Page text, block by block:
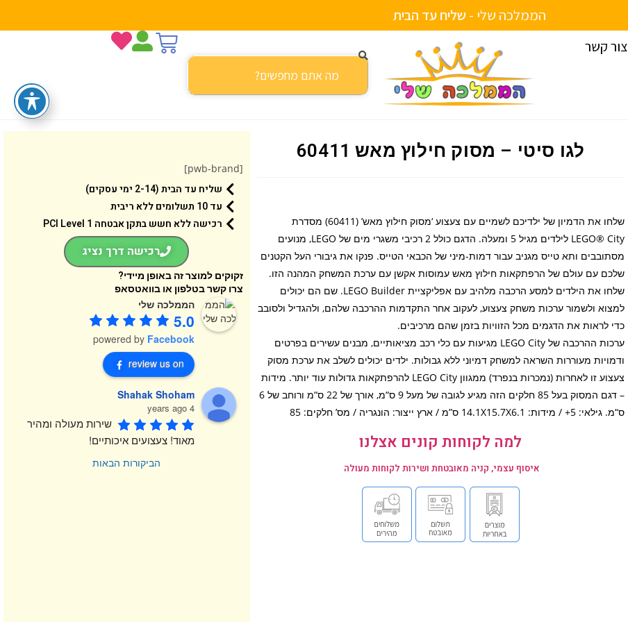
הממלכה שלי -שליח עד הבית
צור קשר
לגו סיטי – מסוק חילוץ מאש 60411
שלחו את הדמיון של ילדיכם לשמיים עם צעצוע ‘מסוק חילוץ מאש’ (60411) מסדרת
LEGO® City לילדים מגיל 5 ומעלה. הדגם כולל 2 רכיבי משגרי מים של LEGO, מנועים
מסתובבים ותא טייס מגניב עבור דמות-מיני של הכבאי הטייס. פנקו את גיבורי העל הקטנים
שלכם עם עולם של הרפתקאות חילוץ מאש עמוסות אקשן עם ערכת המשחק המהנה הזו.
שלחו את הילדים למסע הרכבה מלהיב עם אפליקציית LEGO Builder. שם הם יכולים
למצוא ולשמור ערכות משחק צעצוע, לעקוב אחר התקדמות ההרכבה שלהם, ולהגדיל ולסובב
כדי לראות את הדגמים מכל הזוויות בזמן שהם מרכיבים.
ערכות ההרכבה של LEGO City מגיעות עם כלי רכב מציאותיים, מבנים עשירים בפרטים
ודמויות מעוררות השראה למשחק דמיוני ללא גבולות. ילדים יכולים לשלב את ערכת מסוק
צעצוע זו לאחרות (נמכרות בנפרד) ממגוון LEGO City להרפתקאות גדולות עוד יותר. מידות
– דגם המסוק בעל 85 חלקים הזה מגיע לגובה של מעל 9 ס“מ, אורך של 22 ס“מ ורוחב של 6
ס“מ. גילאי: 5+ / מידות: 14.1X15.7X6.1 ס”מ / ארץ ייצור: הונגריה / מס’ חלקים: 85
למה לקוחות קונים אצלנו
איסוף עצמי, קניה מאובטחת ושירות לקוחות מעולה
[pwb-brand]
שליח עד הבית (2-14 ימי עסקים)
עד 10 תשלומים ללא ריבית
רכישה ללא חשש בתקן אבטחה 1 PCI Level
רכישה דרך נציג
זקוקים למוצר זה באופן מיידי?
צרו קשר בטלפון או בוואטסאפ
הממלכה שלי
5.0
powered by Facebook
review us on
Shahak Shoham
4 years ago
מאוד! צעצועים איכותיים!
הביקורות הבאות